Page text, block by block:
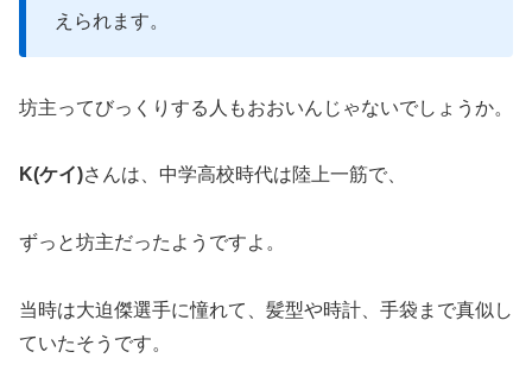
えられます。
坊主ってびっくりする人もおおいんじゃないでしょうか。
K(ケイ)さんは、中学高校時代は陸上一筋で、
ずっと坊主だったようですよ。
当時は大迫傑選手に憧れて、髪型や時計、手袋まで真似し
ていたそうです。